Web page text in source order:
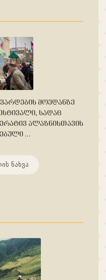
ᲛᲝᲔᲓᲐᲜᲖᲔ
ᲡᲐᲓᲐᲪ
ᲐᲚᲐᲖᲜᲘᲡᲗᲐᲕᲘᲡ
...
ნახვა